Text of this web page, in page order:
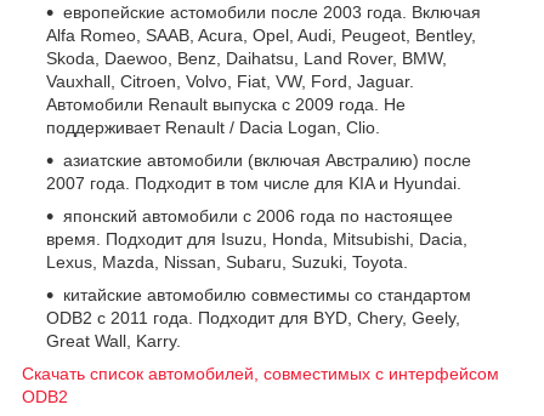
европейские астомобили после 2003 года. Включая
Alfa Romeo, SAAB, Acura, Opel, Audi, Peugeot, Bentley,
Skoda, Daewoo, Benz, Daihatsu, Land Rover, BMW,
Vauxhall, Citroen, Volvo, Fiat, VW, Ford, Jaguar.
Автомобили Renault выпуска с 2009 года. Не
поддерживает Renault / Dacia Logan, Clio.
азиатские автомобили (включая Австралию) после
2007 года. Подходит в том числе для KIA и Hyundai.
японский автомобили с 2006 года по настоящее
время. Подходит для Isuzu, Honda, Mitsubishi, Dacia,
Lexus, Mazda, Nissan, Subaru, Suzuki, Toyota.
китайские автомобилю совместимы со стандартом
ODB2 с 2011 года. Подходит для BYD, Chery, Geely,
Great Wall, Karry.
Скачать список автомобилей, совместимых с интерфейсом
ODB2